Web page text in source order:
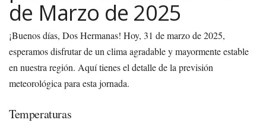
de Marzo de 2025
¡Buenos días, Dos Hermanas! Hoy, 31 de marzo de 2025,
esperamos disfrutar de un clima agradable y mayormente estable
en nuestra región. Aquí tienes el detalle de la previsión
meteorológica para esta jornada.
Temperaturas